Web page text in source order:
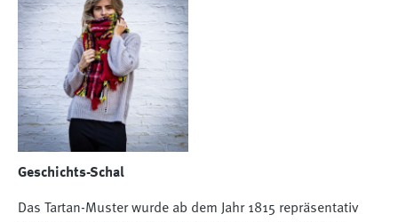
Geschichts-Schal
Das Tartan-Muster wurde ab dem Jahr 1815 repräsentativ